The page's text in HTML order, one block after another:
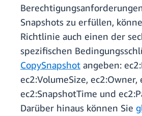
Snapshots zu erfüllen,
Richtlinie auch einen der
spezifischen
CopySnapshot angeben:
ec2:VolumeSize, ec2:Owner,
ec2:SnapshotTime und
Darüber hinaus können Sie